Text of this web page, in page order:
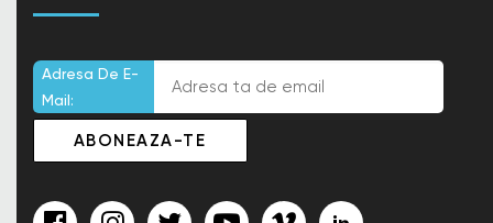
Adresa De E-
Mail: